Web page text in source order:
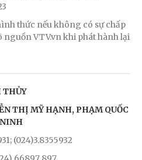
thức nếu không có sự chấp
VTV.vn khi phát hành lại
THỦY
THỊ MỸ HẠNH, PHẠM QUỐC
(024)3.8355932